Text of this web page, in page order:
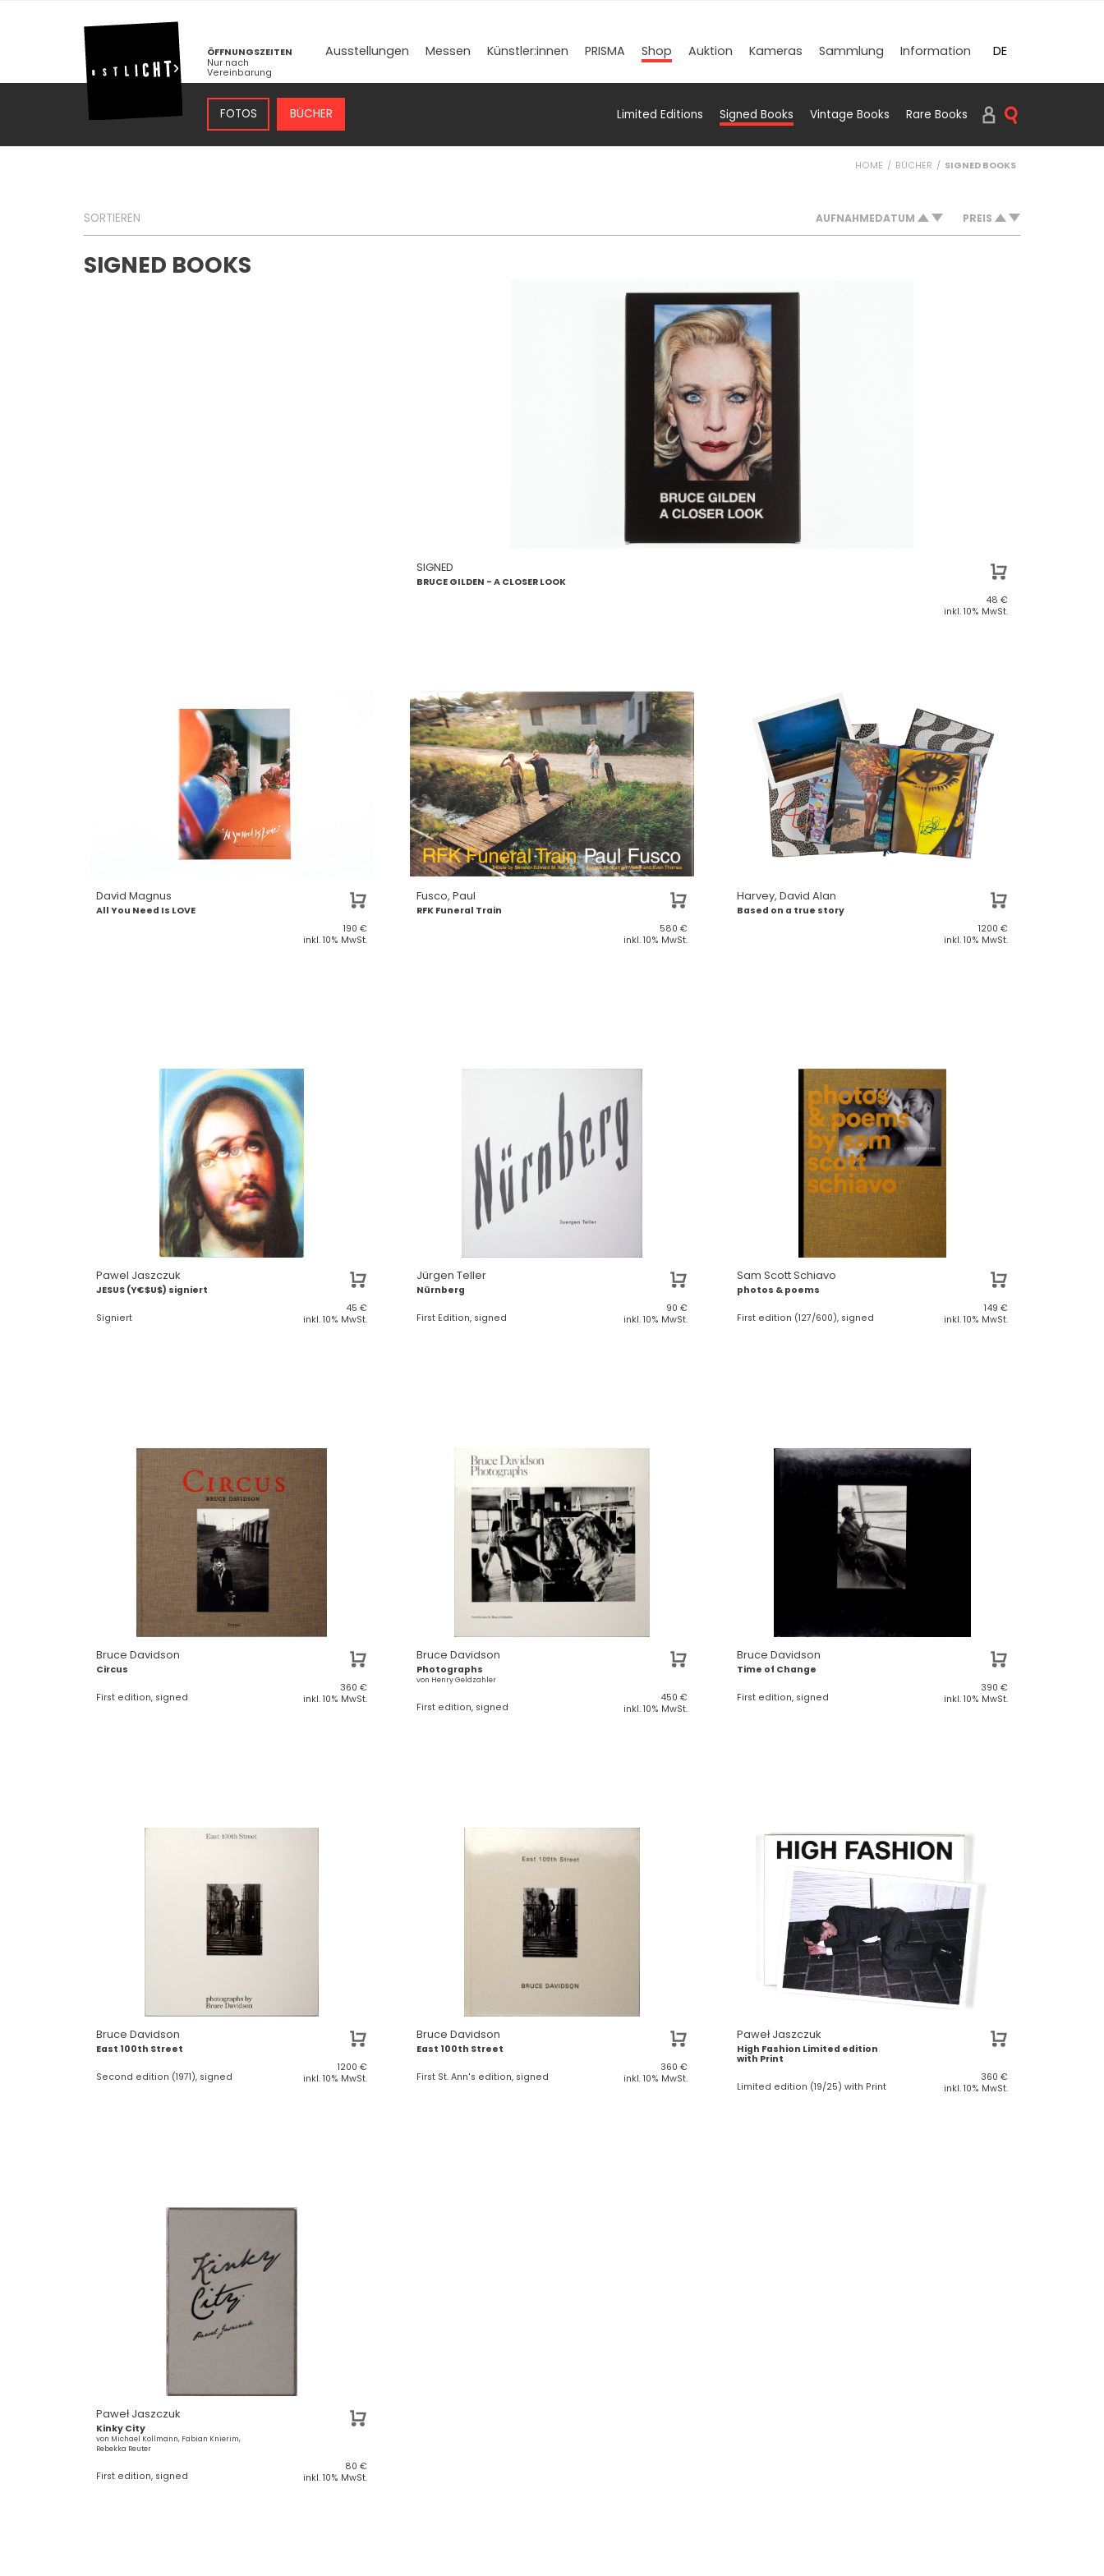
ÖFFNUNGSZEITEN
Nur nach
Vereinbarung
Ausstellungen Messen Künstler­:innen PRISMA Shop Auktion Kameras Sammlung Information
DE
EN
FOTOS BÜCHER Limited Editions Signed Books Vintage Books Rare Books
SUCHEN BOOKS
HOME BÜCHER SIGNED BOOKS
SORTIEREN AUFNAHMEDATUM PREIS
SIGNED BOOKS
SIGNED
BRUCE GILDEN - A CLOSER LOOK
48 €
inkl. 10% MwSt.
David Magnus
All You Need Is LOVE
190 €
inkl. 10% MwSt.
Fusco, Paul
RFK Funeral Train
580 €
inkl. 10% MwSt.
Harvey, David Alan
Based on a true story
1200 €
inkl. 10% MwSt.
Pawel Jaszczuk
JESUS (Y€$U$) signiert
Signiert
45 €
inkl. 10% MwSt.
Jürgen Teller
Nürnberg
First Edition, signed
90 €
inkl. 10% MwSt.
Sam Scott Schiavo
photos & poems
First edition (127/600), signed
149 €
inkl. 10% MwSt.
Bruce Davidson
Circus
First edition, signed
360 €
inkl. 10% MwSt.
Bruce Davidson
Photographs
von Henry Geldzahler
First edition, signed
450 €
inkl. 10% MwSt.
Bruce Davidson
Time of Change
First edition, signed
390 €
inkl. 10% MwSt.
Bruce Davidson
East 100th Street
Second edition (1971), signed
1200 €
inkl. 10% MwSt.
Bruce Davidson
East 100th Street
First St. Ann's edition, signed
360 €
inkl. 10% MwSt.
Paweł Jaszczuk
High Fashion Limited edition
with Print
Limited edition (19/25) with Print
360 €
inkl. 10% MwSt.
Paweł Jaszczuk
Kinky City
von Michael Kollmann, Fabian Knierim,
Rebekka Reuter
First edition, signed
80 €
inkl. 10% MwSt.